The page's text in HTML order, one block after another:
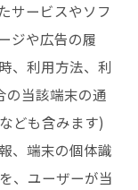
サービスやソフ
ジや広告の履
、利用方法、利
の当該端末の通
ども含みます)
、端末の個体識
、ユーザーが当